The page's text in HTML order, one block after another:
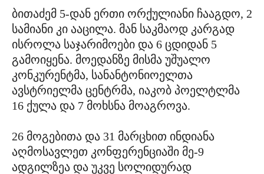
ბითაძემ 5-დან ერთი ორქულიანი ჩააგდო, 2
სამიანი კი ააცილა. მან საკმაოდ კარგად
ისროლა საჯარიმოები და 6 ცდიდან 5
გამოიყენა. მოედანზე მისმა უშუალო
კონკურენტმა, სანანტონიოელთა
ავსტრიელმა ცენტრმა, იაკობ პოელტლმა
16 ქულა და 7 მოხსნა მოაგროვა.
26 მოგებითა და 31 მარცხით ინდიანა
აღმოსავლეთ კონფერენციაში მე-9
ადგილზეა და უკვე სოლიდურად